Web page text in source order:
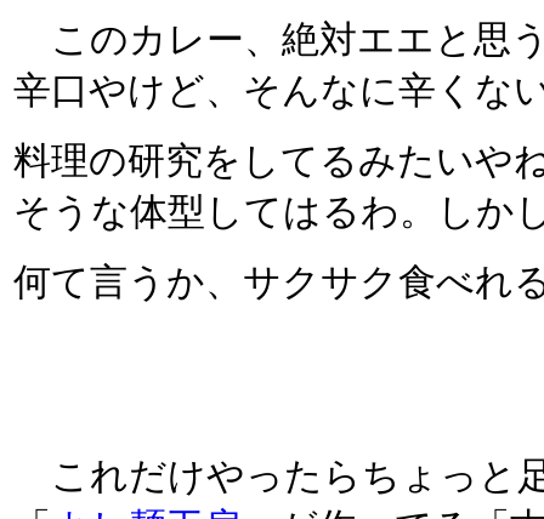
このカレー、絶対エエと思
辛口やけど、そんなに辛くな
料理の研究をしてるみたいや
そうな体型してはるわ。しか
何て言うか、サクサク食べれ
これだけやったらちょっと